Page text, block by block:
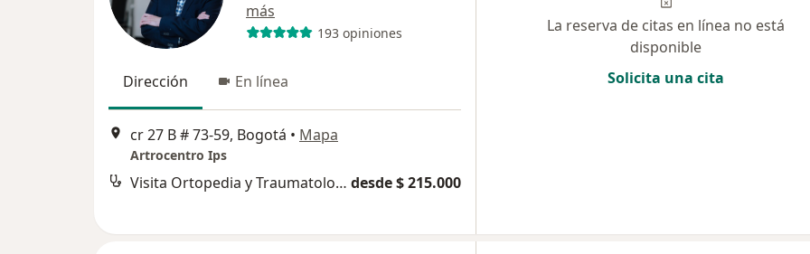
más
193 opiniones
Dirección En línea
cr 27 B # 73-59, Bogotá • Mapa
Artrocentro Ips
Visita Ortopedia y Traumatología desde $ 215.000
La reserva de citas en línea no está
disponible
Solicita una cita